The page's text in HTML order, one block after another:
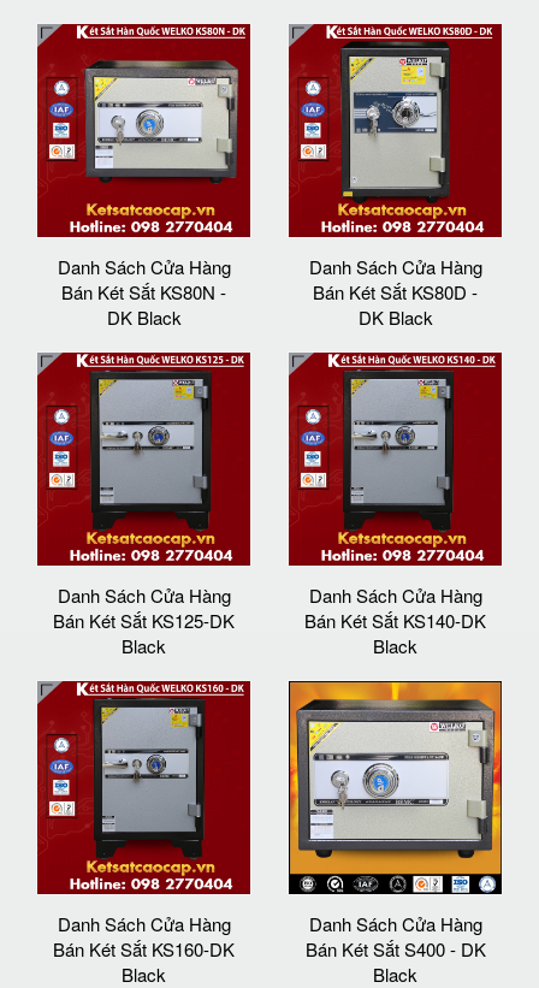
Danh Sách Cửa Hàng
Bán Két Sắt KS80N -
DK Black
Danh Sách Cửa Hàng
Bán Két Sắt KS80D -
DK Black
Danh Sách Cửa Hàng
Bán Két Sắt KS125-DK
Black
Danh Sách Cửa Hàng
Bán Két Sắt KS140-DK
Black
Danh Sách Cửa Hàng
Bán Két Sắt KS160-DK
Black
Danh Sách Cửa Hàng
Bán Két Sắt S400 - DK
Black